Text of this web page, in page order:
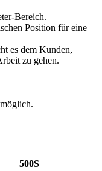
Bereich.
Position für eine
es dem Kunden,
zu gehen.
500S